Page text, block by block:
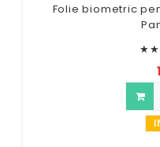
Folie biometric
★★